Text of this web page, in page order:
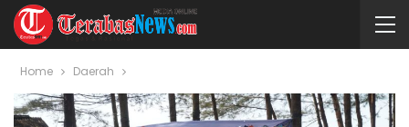
Home Daerah